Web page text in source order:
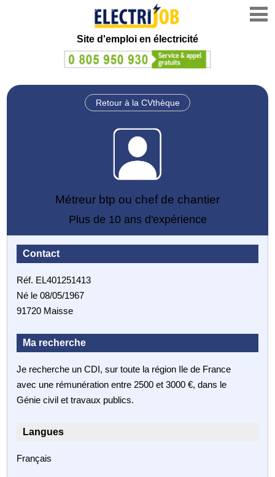
Site d'emploi en électricité
Retour à la CVthèque
Métreur btp ou chef de chantier
Plus de 10 ans d'expérience
Contact
Réf. EL401251413
Né le 08/05/1967
91720 Maisse
Ma recherche
Je recherche un CDI, sur toute la région Ile de France
avec une rémunération entre 2500 et 3000 €, dans le
Génie civil et travaux publics.
Langues
Français